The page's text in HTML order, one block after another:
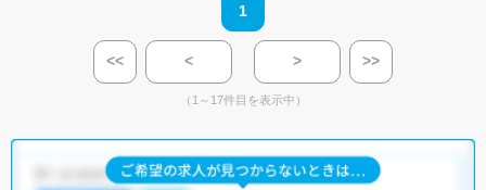
1
<< < > >>
（1～17件目を表示中）